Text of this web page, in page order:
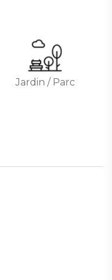
Jardin / Parc